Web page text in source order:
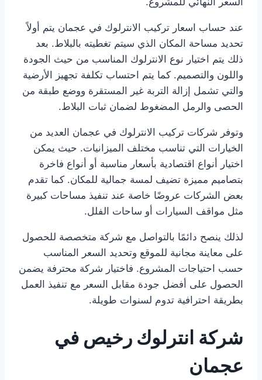
عند حساب اسعار تركيب الانترلوك في عجمان يتم أولاً
تحديد مساحة المكان الذي سيتم تغطيته بالبلاط. بعد
ذلك يتم اختيار نوع الانترلوك المناسب من حيث الجودة
واللون والتصميم. كما يتم احتساب تكلفة تجهيز الأرضية
والتي تشمل إزالة التربة غير المستقرة ووضع طبقة من
الحصى والرمل المضغوط لضمان ثبات البلاط.
وتوفر شركات تركيب الانترلوك في عجمان العديد من
الخيارات التي تناسب مختلف الميزانيات. حيث يمكن
اختيار أنواع اقتصادية بأسعار مناسبة أو أنواع فاخرة
بتصاميم مميزة تضيف لمسة جمالية للمكان. كما تقدم
بعض الشركات عروضًا خاصة عند تنفيذ مساحات كبيرة
مثل مواقف السيارات أو ساحات الفلل.
لذلك ينصح دائمًا بالتواصل مع شركة متخصصة للحصول
على معاينة مجانية للموقع وتحديد السعر المناسب
حسب احتياجات المشروع. فاختيار شركة محترفة يضمن
الحصول على أفضل جودة مقابل السعر مع تنفيذ العمل
بطريقة احترافية تدوم لسنوات طويلة.
شركة انترلوك رخيص في
عجمان